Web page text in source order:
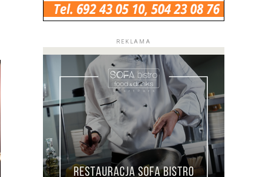
REKLAMA